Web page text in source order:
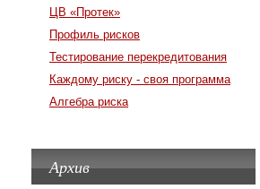
ЦВ «Протек»
Профиль рисков
Тестирование перекредитования
Каждому риску - своя программа
Алгебра риска
Архив